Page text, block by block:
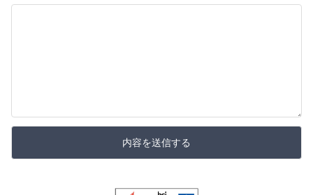
内容を送信する